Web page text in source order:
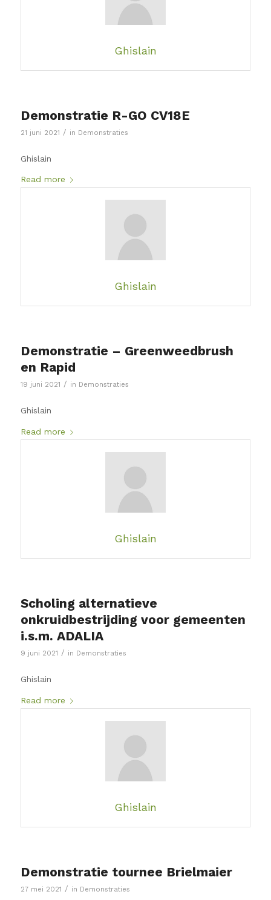
Ghislain
Demonstratie R-GO CV18E
21 juni 2021 / in Demonstraties
Ghislain
Read more
Ghislain
Demonstratie – Greenweedbrush
en Rapid
19 juni 2021 / in Demonstraties
Ghislain
Read more
Ghislain
Scholing alternatieve
onkruidbestrijding voor gemeenten
i.s.m. ADALIA
9 juni 2021 / in Demonstraties
Ghislain
Read more
Ghislain
Demonstratie tournee Brielmaier
27 mei 2021 / in Demonstraties